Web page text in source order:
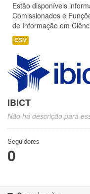
Estão disponíveis
Comissionados e
de Informação em
CSV
IBICT
Não há descrição para
Seguidores
0